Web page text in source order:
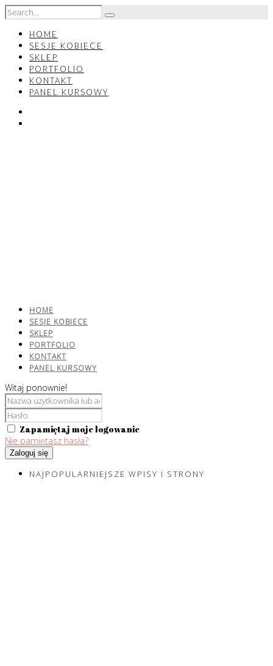
HOME
SESJE KOBIECE
SKLEP
PORTFOLIO
KONTAKT
PANEL KURSOWY
HOME
SESJE KOBIECE
SKLEP
PORTFOLIO
KONTAKT
PANEL KURSOWY
Witaj ponownie!
Zapamiętaj moje logowanie
Nie pamiętasz hasła?
Zaloguj się
NAJPOPULARNIEJSZE WPISY I STRONY